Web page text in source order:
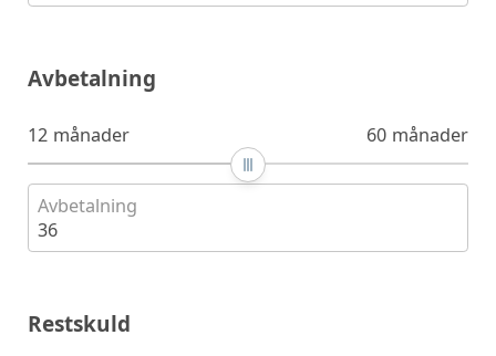
Avbetalning
12 månader 60 månader
Avbetalning
36
Restskuld